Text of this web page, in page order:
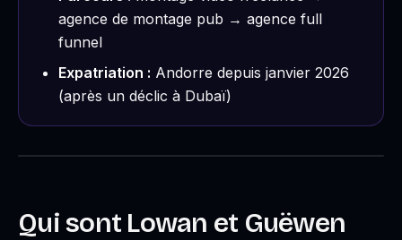
agence de montage pub → agence full
funnel
Expatriation : Andorre depuis janvier 2026
(après un déclic à Dubaï)
Qui sont Lowan et Guëwen